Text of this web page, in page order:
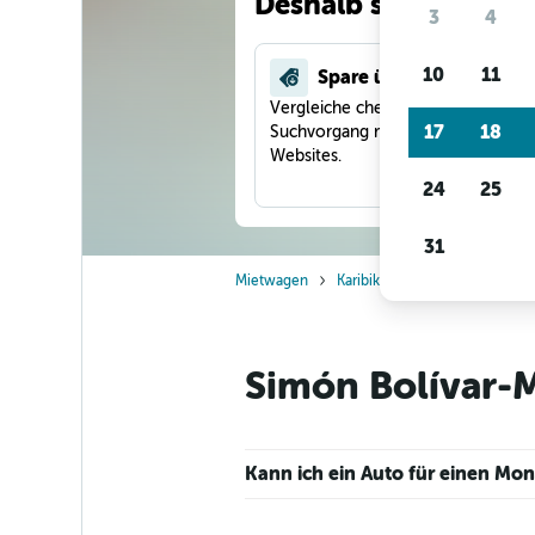
Spare über 40 %
Vergleiche checkfelix in einem
Suchvorgang mit anderen Reise-
Websites.
Mietwagen Karibik
Simón Bolívar-
Kann ich ein Auto für einen
3 4
10 11
17 18
24 25
31